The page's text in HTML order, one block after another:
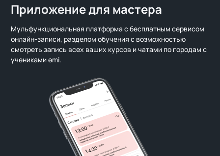
Приложение для мастера
Мульфункциональная платформа с бесплатным сервисом
онлайн-записи, разделом обучения с возможностью
смотреть запись всех ваших курсов и чатами по городам с
учениками emi.